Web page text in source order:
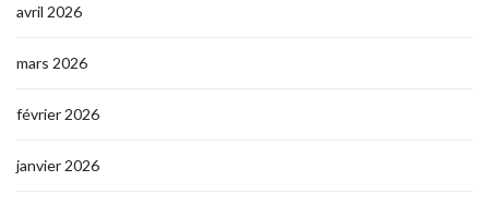
avril 2026
mars 2026
février 2026
janvier 2026